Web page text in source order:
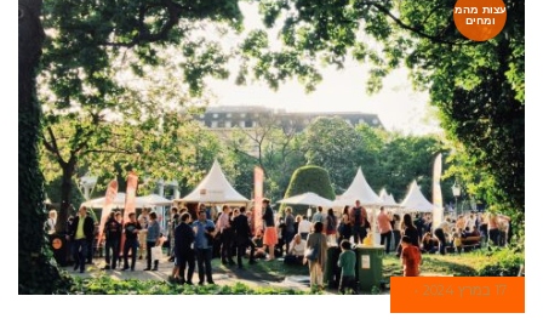
עצות מהמ
ומחים
17 במרץ 2024